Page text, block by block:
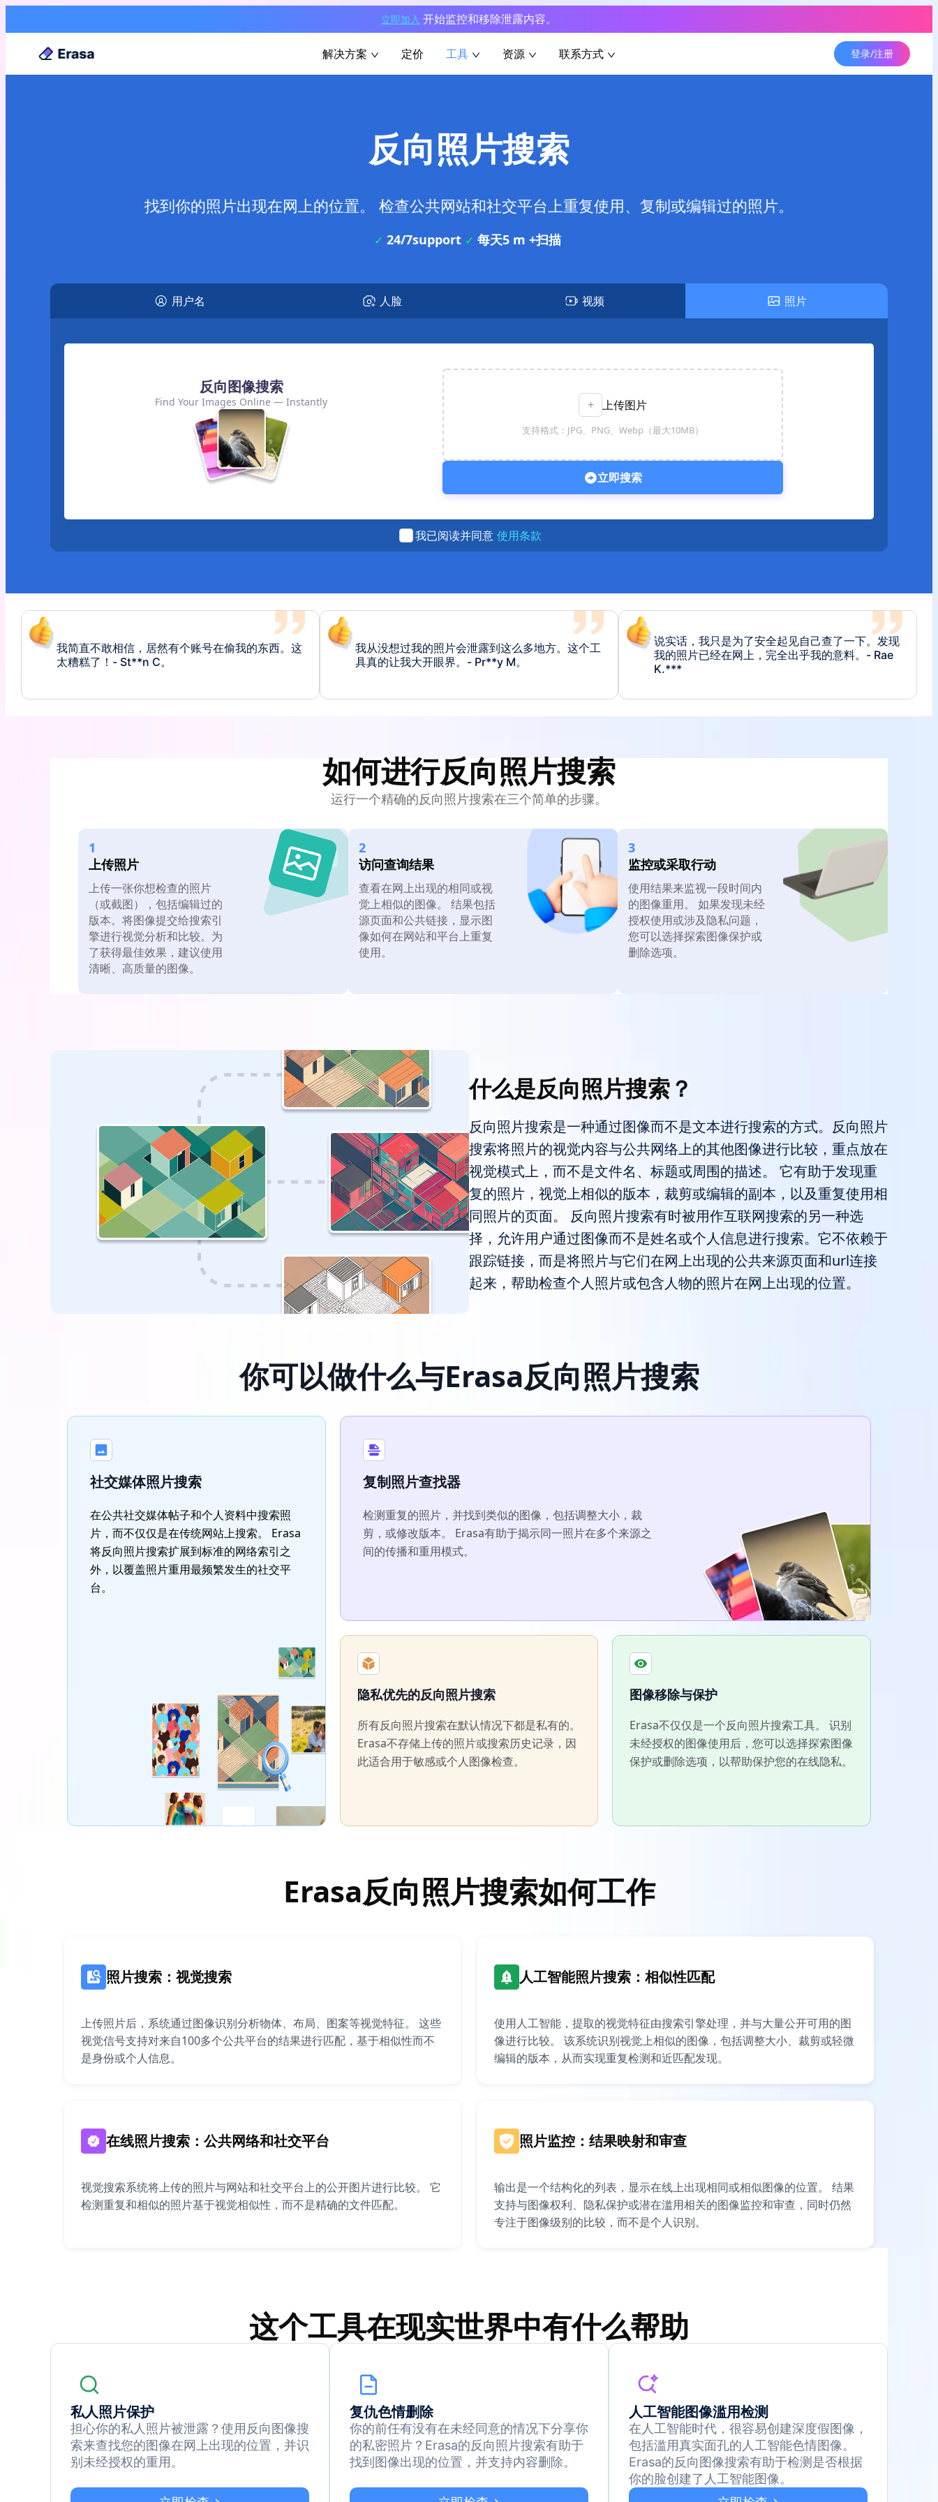
立即加入 开始监控和移除泄露内容。
解决方案 定价 工具 资源 联系方式 登录/注册
反向照片搜索
找到你的照片出现在网上的位置。 检查公共网站和社交平台上重复使用、复制或编辑过的照片。
✓ 24/7support ✓ 每天5 m +扫描
用户名 人脸 视频 照片
反向图像搜索
Find Your Images Online — Instantly + 上传图片
支持格式：JPG、PNG、Webp（最大10MB）
立即搜索
我已阅读并同意 使用条款
操，那混蛋居然把我们的照片泄露到网上了。我很
生气，但至少我找到了这个工具来追踪他们。-
Ma**e R。
生气，但至少我找到了这个工具来追踪他们。-
Ma**e R。
我寻找自己和家人，说实话，看到我们的隐私被无
处不在地传播，令人心碎。- Fa**y T。
我寻找自己和家人，说实话，看到我们的隐私被无
处不在地传播，令人心碎。- Fa**y T。
Tinder上充斥着骗子！谢天谢地，这个工具帮我
抓到了那个一直偷照片的人。- Sa**e D。
Tinder上充斥着骗子！谢天谢地，这个工具帮我
抓到了那个一直偷照片的人。- Sa**e D。
如何进行反向照片搜索
运行一个精确的反向照片搜索在三个简单的步骤。
1
上传照片
上传一张你想检查的照片
（或截图），包括编辑过的
版本。将图像提交给搜索引
擎进行视觉分析和比较。为
了获得最佳效果，建议使用
清晰、高质量的图像。
2
访问查询结果
查看在网上出现的相同或视
觉上相似的图像。 结果包括
源页面和公共链接，显示图
像如何在网站和平台上重复
使用。
3
监控或采取行动
使用结果来监视一段时间内
的图像重用。 如果发现未经
授权使用或涉及隐私问题，
您可以选择探索图像保护或
删除选项。
什么是反向照片搜索？
反向照片搜索是一种通过图像而不是文本进行搜索的方式。反向照片
搜索将照片的视觉内容与公共网络上的其他图像进行比较，重点放在
视觉模式上，而不是文件名、标题或周围的描述。 它有助于发现重
复的照片，视觉上相似的版本，裁剪或编辑的副本，以及重复使用相
同照片的页面。 反向照片搜索有时被用作互联网搜索的另一种选
择，允许用户通过图像而不是姓名或个人信息进行搜索。它不依赖于
跟踪链接，而是将照片与它们在网上出现的公共来源页面和url连接
起来，帮助检查个人照片或包含人物的照片在网上出现的位置。
你可以做什么与Erasa反向照片搜索
社交媒体照片搜索
在公共社交媒体帖子和个人资料中搜索照
片，而不仅仅是在传统网站上搜索。 Erasa
将反向照片搜索扩展到标准的网络索引之
外，以覆盖照片重用最频繁发生的社交平
台。
复制照片查找器
检测重复的照片，并找到类似的图像，包括调整大小，裁
剪，或修改版本。 Erasa有助于揭示同一照片在多个来源之
间的传播和重用模式。
隐私优先的反向照片搜索
所有反向照片搜索在默认情况下都是私有的。
Erasa不存储上传的照片或搜索历史记录，因
此适合用于敏感或个人图像检查。
图像移除与保护
Erasa不仅仅是一个反向照片搜索工具。 识别
未经授权的图像使用后，您可以选择探索图像
保护或删除选项，以帮助保护您的在线隐私。
Erasa反向照片搜索如何工作
照片搜索：视觉搜索
上传照片后，系统通过图像识别分析物体、布局、图案等视觉特征。 这些
视觉信号支持对来自100多个公共平台的结果进行匹配，基于相似性而不
是身份或个人信息。
人工智能照片搜索：相似性匹配
使用人工智能，提取的视觉特征由搜索引擎处理，并与大量公开可用的图
像进行比较。 该系统识别视觉上相似的图像，包括调整大小、裁剪或轻微
编辑的版本，从而实现重复检测和近匹配发现。
在线照片搜索：公共网络和社交平台
视觉搜索系统将上传的照片与网站和社交平台上的公开图片进行比较。 它
检测重复和相似的照片基于视觉相似性，而不是精确的文件匹配。
照片监控：结果映射和审查
输出是一个结构化的列表，显示在线上出现相同或相似图像的位置。 结果
支持与图像权利、隐私保护或潜在滥用相关的图像监控和审查，同时仍然
专注于图像级别的比较，而不是个人识别。
这个工具在现实世界中有什么帮助
私人照片保护
担心你的私人照片被泄露？使用反向图像搜
索来查找您的图像在网上出现的位置，并识
别未经授权的重用。
复仇色情删除
你的前任有没有在未经同意的情况下分享你
的私密照片？Erasa的反向照片搜索有助于
找到图像出现的位置，并支持内容删除。
人工智能图像滥用检测
在人工智能时代，很容易创建深度假图像，
包括滥用真实面孔的人工智能色情图像。
Erasa的反向图像搜索有助于检测是否根据
你的脸创建了人工智能图像。